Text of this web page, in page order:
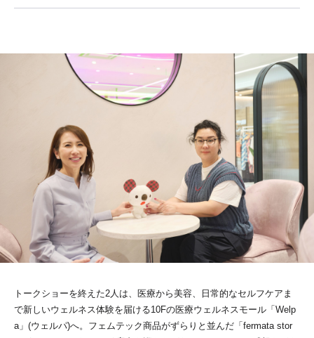
トークショーを終えた2人は、医療から美容、日常的なセルフケアま
で新しいウェルネス体験を届ける10Fの医療ウェルネスモール「Welp
a」(ウェルパ)へ。フェムテック商品がずらりと並んだ「fermata stor